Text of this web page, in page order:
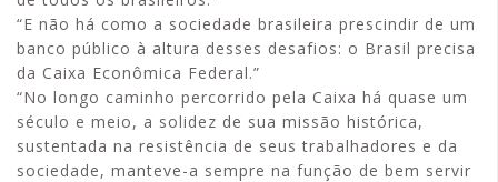
“E não há como a sociedade brasileira prescindir de um
banco público à altura desses desafios: o Brasil precisa
da Caixa Econômica Federal.”
“No longo caminho percorrido pela Caixa há quase um
século e meio, a solidez de sua missão histórica,
sustentada na resistência de seus trabalhadores e da
sociedade, manteve-a sempre na função de bem servir